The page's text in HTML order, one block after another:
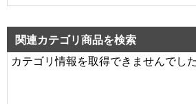
関連カテゴリ商品を検索
カテゴリ情報を取得できませんでした